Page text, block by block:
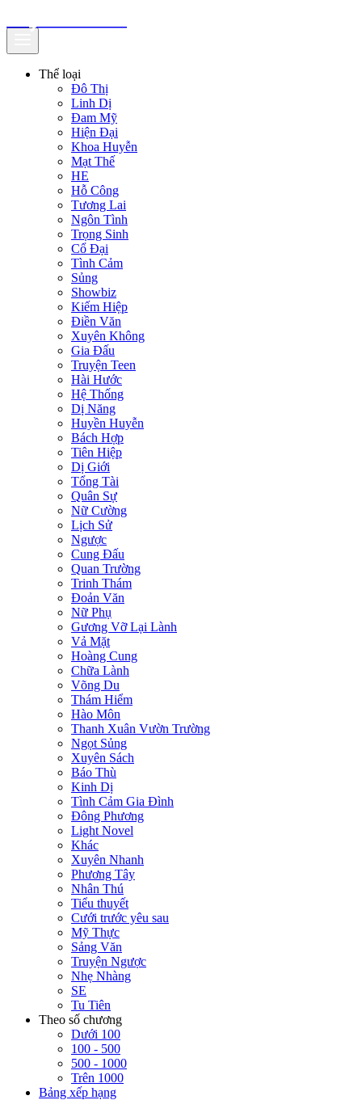
Thể loại
Đô Thị
Linh Dị
Đam Mỹ
Hiện Đại
Khoa Huyễn
Mạt Thế
HE
Hỗ Công
Tương Lai
Ngôn Tình
Trọng Sinh
Cổ Đại
Tình Cảm
Sủng
Showbiz
Kiếm Hiệp
Điền Văn
Xuyên Không
Gia Đấu
Truyện Teen
Hài Hước
Hệ Thống
Dị Năng
Huyền Huyễn
Bách Hợp
Tiên Hiệp
Dị Giới
Tổng Tài
Quân Sự
Nữ Cường
Lịch Sử
Ngược
Cung Đấu
Quan Trường
Trinh Thám
Đoản Văn
Nữ Phụ
Gương Vỡ Lại Lành
Vả Mặt
Hoàng Cung
Chữa Lành
Võng Du
Thám Hiểm
Hào Môn
Thanh Xuân Vườn Trường
Ngọt Sủng
Xuyên Sách
Báo Thù
Kinh Dị
Tình Cảm Gia Đình
Đông Phương
Light Novel
Khác
Xuyên Nhanh
Phương Tây
Nhân Thú
Tiểu thuyết
Cưới trước yêu sau
Mỹ Thực
Sảng Văn
Truyện Ngược
Nhẹ Nhàng
SE
Tu Tiên
Theo số chương
Dưới 100
100 - 500
500 - 1000
Trên 1000
Bảng xếp hạng